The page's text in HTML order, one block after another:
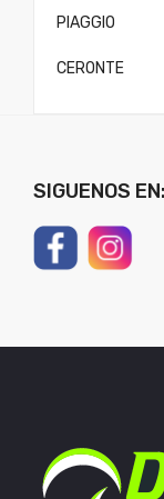
PIAGGIO
CERONTE
SIGUENOS EN: